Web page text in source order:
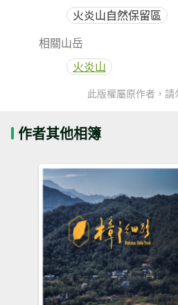
火炎山自然保留區
相關山岳
火炎山
此版權屬原作者，
作者其他相簿